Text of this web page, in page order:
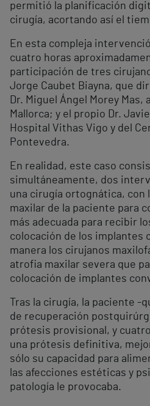
permitió la planificación
cirugía, acortando así el
En esta compleja
cuatro horas
participación de tres
Jorge Caubet Biayna, que
Dr. Miguel Ángel Morey Mas,
Mallorca; y el propio Dr.
Hospital Vithas Vigo y del
Pontevedra.
En realidad, este caso
simultáneamente, dos
una cirugía ortognática, con
maxilar de la paciente para
más adecuada para recibir
colocación de los implantes
manera los cirujanos
atrofia maxilar severa que
colocación de implantes
Tras la cirugía, la paciente
de recuperación
prótesis provisional, y
una prótesis definitiva,
sólo su capacidad para
las afecciones estéticas y
patología le provocaba.